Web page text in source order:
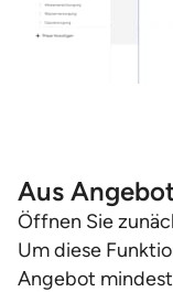
Aus
Öffnen Sie
Um diese
Angebot